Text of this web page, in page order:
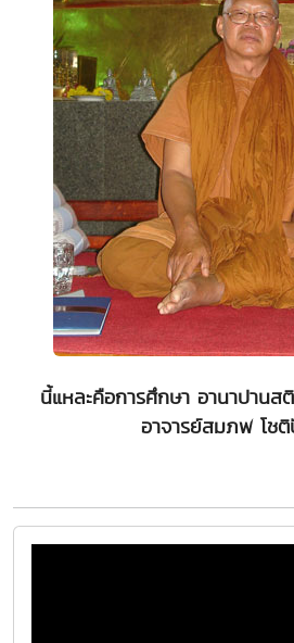
นี้แหละคือการศึกษา อานาปาน
อาจารย์สมภพ โช